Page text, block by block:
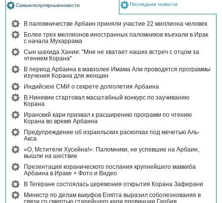
Самыепопулярныеновости Последние новости
В паломничестве Арбаин приняли участие 22 миллиона человек
Более трех миллионов иностранных паломников въехали в Ирак
с начала Мухаррама
Сын шахида Хании: "Мне не хватает наших встреч с отцом за
чтением Корана"
В период Арбаина в мавзолее Имама Али проводятся программы
изучения Корана для женщин
Индийское СМИ о секрете долголетия Арбаина
В Ниневии стартовал масштабный конкурс по заучиванию
Корана
Иранский кари призвал к расширению программ по чтению
Корана во время Арбаина
Предупреждение об израильских раскопках под мечетью Аль-
Акса
«О, Мстители Хусейна!»: Паломники, не успевшие на Арбаин,
вышли на шествие
Презентация коранического послания крупнейшего мавкиба
Арбаина в Ираке + Фото и Видео
В Тегеране состоялась церемония открытия Корана Заферани
Министр по делам вакуфов Египта выразил соболезнования в